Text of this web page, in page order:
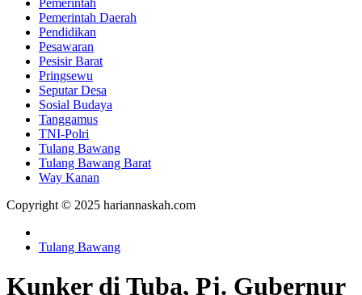
Pemerintah Daerah
Pendidikan
Pesawaran
Pesisir Barat
Pringsewu
Seputar Desa
Sosial Budaya
Tanggamus
TNI-Polri
Tulang Bawang
Tulang Bawang Barat
Way Kanan
Copyright © 2025 hariannaskah.com
Tulang Bawang
Kunker di Tuba, Pj. Gubernur